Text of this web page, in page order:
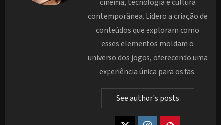
cinema, tecnologia e cultura
contemporânea. Lidero a criação de
conteúdos que exploram como
esses elementos moldam o
universo dos jogos, oferecendo uma
experiência única para os fãs.
See author's posts